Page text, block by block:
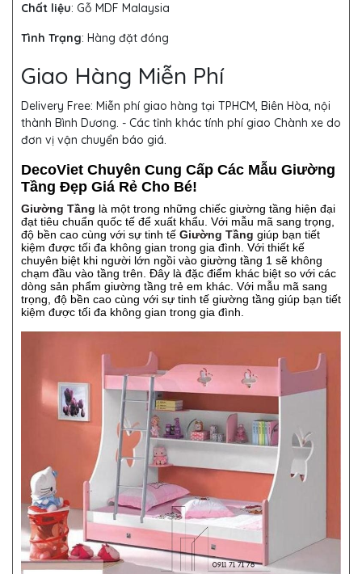
Chất liệu: Gỗ MDF Malaysia
Tình Trạng: Hàng đặt đóng
Giao Hàng Miễn Phí
Delivery Free: Miễn phí giao hàng tại TPHCM, Biên Hòa, nội
thành Bình Dương. - Các tỉnh khác tính phí giao Chành xe do
đơn vị vận chuyển báo giá.
DecoViet Chuyên Cung Cấp Các Mẫu Giường
Tầng Đẹp Giá Rẻ Cho Bé!
Giường Tầng là một trong những chiếc giường tầng hiện đại
đạt tiêu chuẩn quốc tế để xuất khẩu. Với mẫu mã sang trọng,
độ bền cao cùng với sự tinh tế Giường Tầng giúp bạn tiết
kiệm được tối đa không gian trong gia đình. Với thiết kế
chuyên biệt khi người lớn ngồi vào giường tầng 1 sẽ không
chạm đầu vào tầng trên. Đây là đặc điểm khác biệt so với các
dòng sản phẩm giường tầng trẻ em khác. Với mẫu mã sang
trọng, độ bền cao cùng với sự tinh tế giường tầng giúp bạn tiết
kiệm được tối đa không gian trong gia đình.